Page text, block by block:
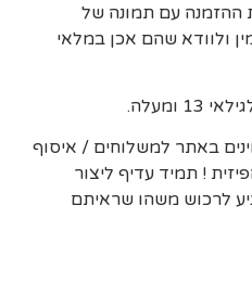
ההזמנה עם תמונה של
ולוודא שהם אכן במלאי
ומעלה.
באתר למשלוחים / איסוף
! תמיד עדיף ליצור
לרכוש משהו שראיתם